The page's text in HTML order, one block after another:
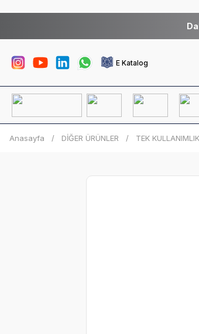
E Katalog
Anasayfa DİĞER ÜRÜNLER TEK